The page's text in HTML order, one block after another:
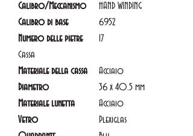
Calibro/Meccanismo
HAND WINDING
Calibro di base
6952
Numero delle pietre
17
Cassa
Materiale della cassa
Acciaio
Diametro
36 x 40.5 mm
Materiale lunetta
Acciaio
Vetro
Plexiglas